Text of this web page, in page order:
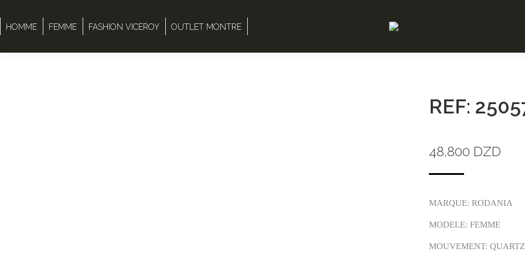
HOMME FEMME FASHION VICEROY OUTLET MONTRE
REF:
48,800 DZD
MARQUE: RODANIA
MODELE: FEMME
MOUVEMENT: